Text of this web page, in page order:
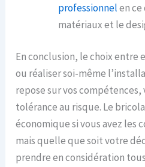
professionnelen ce
matériaux et le
En conclusion, le choix entre
ou réaliser soi-même
repose sur vos
tolérance au risque. Le
économique si vous avez les
mais quelle que soit votre
prendre en considération